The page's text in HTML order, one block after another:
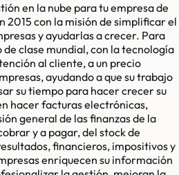
en la nube para tu empresa de
2015 con la misión de simplificar el
y ayudarlas a crecer. Para
clase mundial, con la tecnología
al cliente, a un precio
ayudando a que su trabajo
su tiempo para hacer crecer su
hacer facturas electrónicas,
general de las finanzas de la
y a pagar, del stock de
financieros, impositivos y
enriquecen su información